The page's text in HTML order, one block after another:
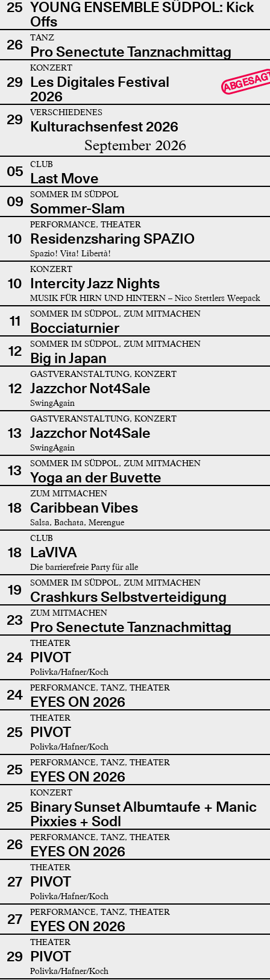
25 YOUNG ENSEMBLE SÜDPOL: Kick
Offs
26
TANZ
Pro Senectute Tanznachmittag
29
KONZERT
Les Digitales Festival
2026
29 VERSCHIEDENES
Kulturachsenfest 2026
September 2026
05 CLUB
Last Move
09
SOMMER IM SÜDPOL
Sommer-Slam
10
PERFORMANCE, THEATER
Residenzsharing SPAZIO
Spazio! Vita! Libertà!
10
KONZERT
Intercity Jazz Nights
MUSIK FÜR HIRN UND HINTERN – Nico Stettlers Weepack
11 SOMMER IM SÜDPOL, ZUM MITMACHEN
Bocciaturnier
12
SOMMER IM SÜDPOL, ZUM MITMACHEN
Big in Japan
12
GASTVERANSTALTUNG, KONZERT
Jazzchor Not4Sale
SwingAgain
13
GASTVERANSTALTUNG, KONZERT
Jazzchor Not4Sale
SwingAgain
13 SOMMER IM SÜDPOL, ZUM MITMACHEN
Yoga an der Buvette
18
ZUM MITMACHEN
Caribbean Vibes
Salsa, Bachata, Merengue
18
CLUB
LaVIVA
Die barrierefreie Party für alle
19 SOMMER IM SÜDPOL, ZUM MITMACHEN
Crashkurs Selbstverteidigung
23
ZUM MITMACHEN
Pro Senectute Tanznachmittag
24
THEATER
PIVOT
Polivka/Hafner/Koch
24 PERFORMANCE, TANZ, THEATER
EYES ON 2026
25
THEATER
PIVOT
Polivka/Hafner/Koch
25 PERFORMANCE, TANZ, THEATER
EYES ON 2026
25
KONZERT
Binary Sunset Albumtaufe + Manic
Pixxies + Sodl
26
PERFORMANCE, TANZ, THEATER
EYES ON 2026
27
THEATER
PIVOT
Polivka/Hafner/Koch
27 PERFORMANCE, TANZ, THEATER
EYES ON 2026
29
THEATER
PIVOT
Polivka/Hafner/Koch